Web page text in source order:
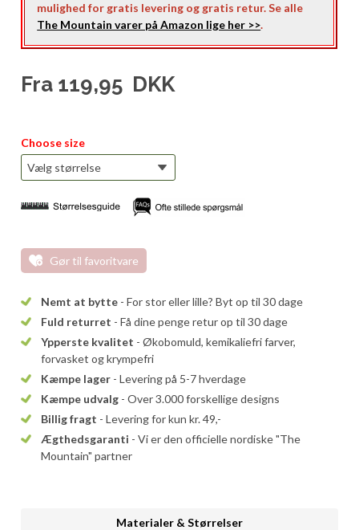
mulighed for gratis levering og gratis retur. Se alle
The Mountain varer på Amazon lige her >>.
Fra 119,95 DKK
Choose size
Gør til favoritvare
Nemt at bytte - For stor eller lille? Byt op til 30 dage
Fuld returret - Få dine penge retur op til 30 dage
Ypperste kvalitet - Økobomuld, kemikaliefri farver,
forvasket og krympefri
Kæmpe lager - Levering på 5-7 hverdage
Kæmpe udvalg - Over 3.000 forskellige designs
Billig fragt - Levering for kun kr. 49,-
Ægthedsgaranti - Vi er den officielle nordiske "The
Mountain" partner
Materialer & Størrelser